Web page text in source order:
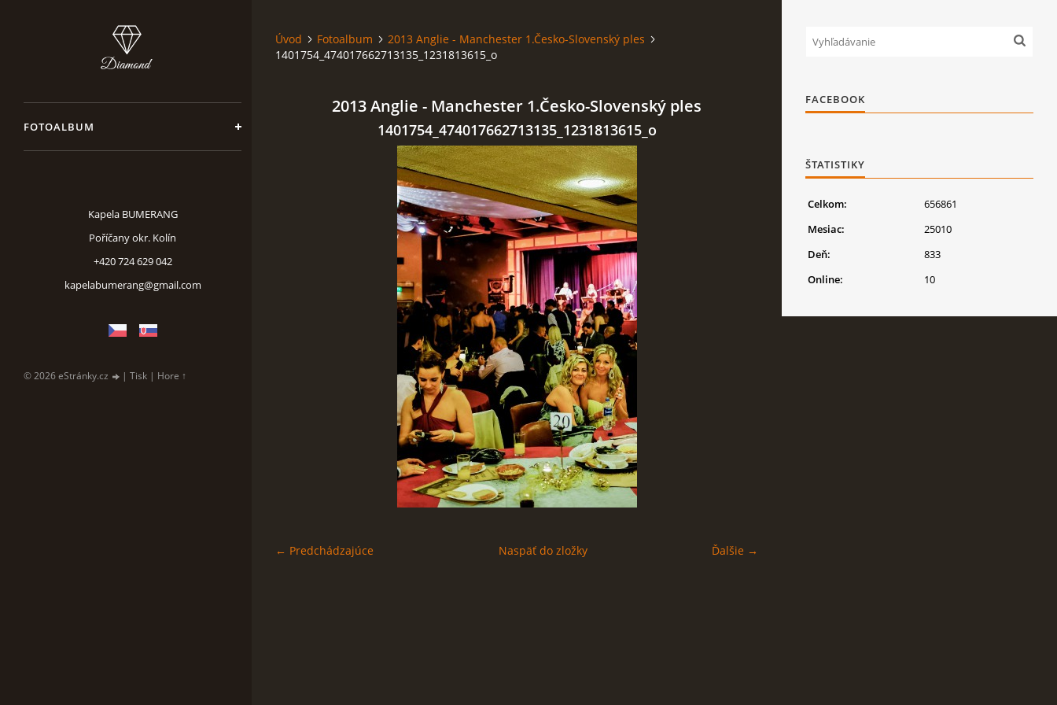
FOTOALBUM
Kapela BUMERANG
Poříčany okr. Kolín
+420 724 629 042
kapelabumerang@gmail.com
© 2026 eStránky.cz | Tisk | Hore ↑
Úvod Fotoalbum
2013 Anglie - Manchester 1.Česko-Slovenský ples
1401754_474017662713135_1231813615_o
2013 Anglie - Manchester 1.Česko-Slovenský ples
1401754_474017662713135_1231813615_o
← Predchádzajúce Ďalšie →
Naspäť do zložky
FACEBOOK
ŠTATISTIKY
Online: 10
Celkom:
656861
Mesiac:
25010
Deň:
833